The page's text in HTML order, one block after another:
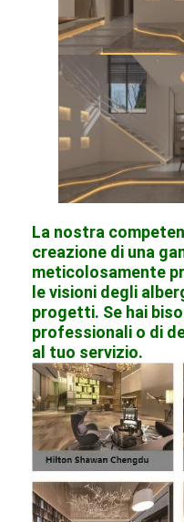
La nostra
creazione di una
meticolosamente
le visioni degli
progetti. Se hai
professionali o di
al tuo servizio.